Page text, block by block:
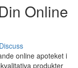
Online
Discuss
online apoteket i
produkter